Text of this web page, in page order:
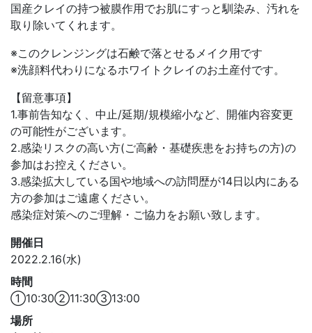
国産クレイの持つ被膜作用でお肌にすっと馴染み、汚れを
取り除いてくれます。
※このクレンジングは石鹸で落とせるメイク用です
※洗顔料代わりになるホワイトクレイのお土産付です。
【留意事項】
1.事前告知なく、中止/延期/規模縮小など、開催内容変更
の可能性がございます。
2.感染リスクの高い方(ご高齢・基礎疾患をお持ちの方)の
参加はお控えください。
3.感染拡大している国や地域への訪問歴が14日以内にある
方の参加はご遠慮ください。
感染症対策へのご理解・ご協力をお願い致します。
開催日
2022.2.16(水)
時間
①10:30②11:30③13:00
場所